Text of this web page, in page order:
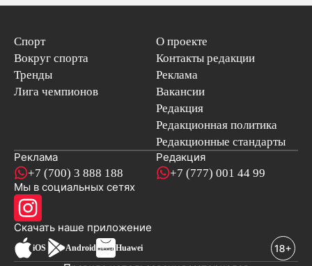
Спорт
Вокруг спорта
Тренды
Лига чемпионов
О проекте
Контакты редакции
Реклама
Вакансии
Редакция
Редакционная политика
Редакционные стандарты
Реклама
+7 (700) 3 888 188
Редакция
+7 (777) 001 44 99
Мы в социальных сетях
Скачать наше приложениеновостей
iOS Android Huawei